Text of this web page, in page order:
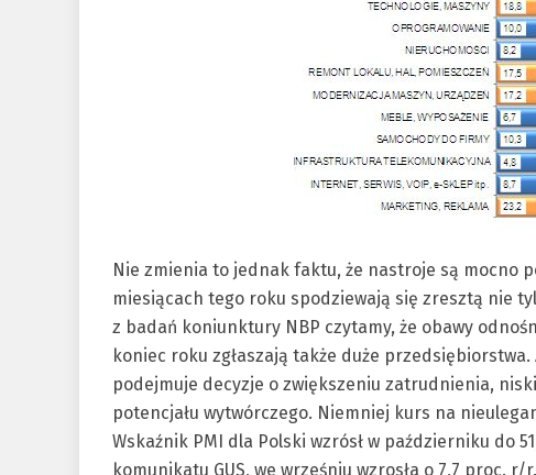
Nie zmienia to jednak faktu, że nastroje są mocno
miesiącach tego roku spodziewają się zresztą nie
z badań koniunktury NBP czytamy, że obawy
koniec roku zgłaszają także duże
podejmuje decyzje o zwiększeniu zatrudnienia,
potencjału wytwórczego. Niemniej kurs na
Wskaźnik PMI dla Polski wzrósł w październiku do
komunikatu GUS, we wrześniu wzrosła o 7,7 proc.